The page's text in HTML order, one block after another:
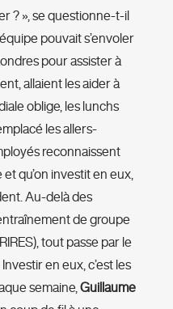
? », se questionne-t-il
pouvait s’envoler
pour assister à
allaient les aider à
oblige, les lunchs
les allers-
reconnaissent
qu’on investit en eux,
Au-delà des
de groupe
tout passe par le
en eux, c’est les
semaine, Guillaume